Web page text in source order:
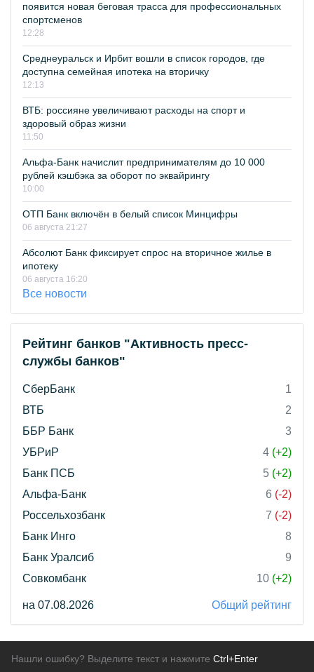
появится новая беговая трасса для профессиональных
спортсменов
12:28
Среднеуральск и Ирбит вошли в список городов, где
доступна семейная ипотека на вторичку
12:13
ВТБ: россияне увеличивают расходы на спорт и
здоровый образ жизни
11:50
Альфа-Банк начислит предпринимателям до 10 000
рублей кэшбэка за оборот по эквайрингу
10:00
ОТП Банк включён в белый список Минцифры
06 августа 21:27
Абсолют Банк фиксирует спрос на вторичное жилье в
ипотеку
06 августа 16:20
Все новости
Рейтинг банков "Активность пресс-
службы банков"
СберБанк
1
ВТБ
2
ББР Банк
3
УБРиР
4 (+2)
Банк ПСБ
5 (+2)
Альфа-Банк
6 (-2)
Россельхозбанк
7 (-2)
Банк Инго
8
Банк Уралсиб
9
Совкомбанк
10 (+2)
на 07.08.2026 Общий рейтинг
Нашли ошибку? Выделите текст и нажмите Ctrl+Enter